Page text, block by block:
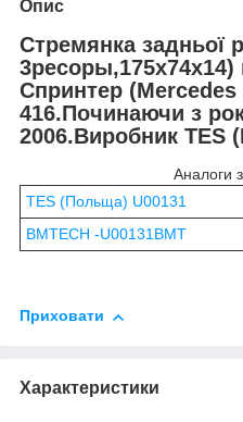
Опис
Стремянка задньої
Спринтер
416.Починаючи з
2006.Виробник TES
Аналоги
TES (Польща) U00131
BMTECH -U00131BMT
Приховати
Характеристики